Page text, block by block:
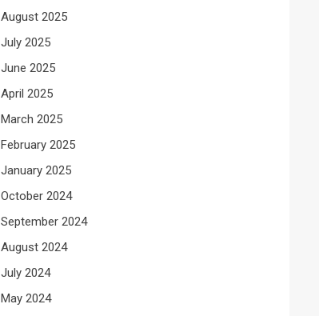
August 2025
July 2025
June 2025
April 2025
March 2025
February 2025
January 2025
October 2024
September 2024
August 2024
July 2024
May 2024